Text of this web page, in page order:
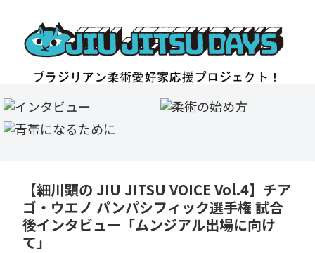
【細川顕の JIU JITSU VOICE Vol.4】チア
ゴ・ウエノ パンパシフィック選手権 試合
後インタビュー「ムンジアル出場に向け
て」